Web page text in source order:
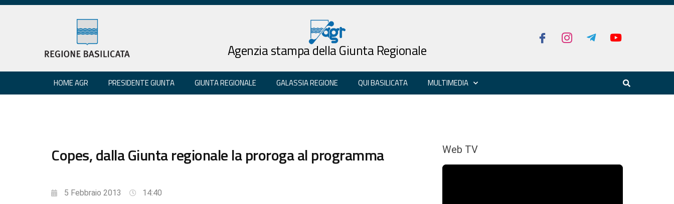
Agenzia stampa della Giunta Regionale
HOME AGR PRESIDENTE GIUNTA GIUNTA REGIONALE GALASSIA REGIONE QUI BASILICATA MULTIMEDIA
Copes, dalla Giunta regionale la proroga al programma
5 Febbraio 2013
14:40
Web TV